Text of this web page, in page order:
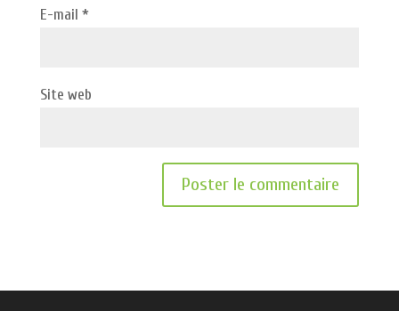
E-mail *
Site web